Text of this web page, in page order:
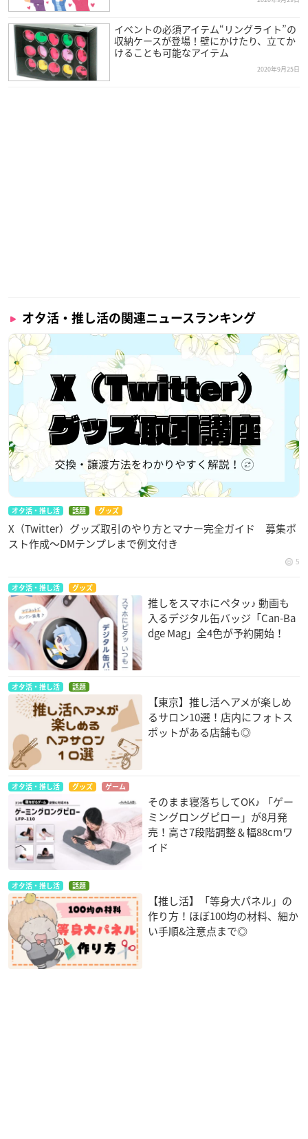
イベントの必須アイテム“リングライト”の
収納ケースが登場！壁にかけたり、立てか
けることも可能なアイテム
2020年9月25日
オタ活・推し活の関連ニュースランキング
オタ活・推し活 話題 グッズ
X（Twitter）グッズ取引のやり方とマナー完全ガイド 募集ポ
スト作成〜DMテンプレまで例文付き
5
オタ活・推し活 グッズ
推しをスマホにペタッ♪ 動画も
入るデジタル缶バッジ「Can-Ba
dge Mag」全4色が予約開始！
オタ活・推し活 話題
【東京】推し活ヘアメが楽しめ
るサロン10選！店内にフォトス
ポットがある店舗も◎
オタ活・推し活 グッズ ゲーム
そのまま寝落ちしてOK♪ 「ゲー
ミングロングピロー」が8月発
売！高さ7段階調整＆幅88cmワ
イド
オタ活・推し活 話題
【推し活】「等身大パネル」の
作り方！ほぼ100均の材料、細か
い手順&注意点まで◎